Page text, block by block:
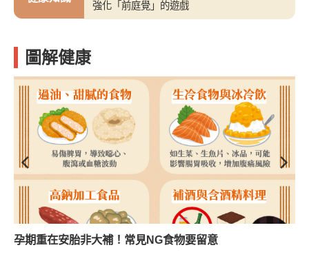
強化「前庭覺」的遊戲
圖解健康
孕期重在安胎非大補！常見NG食物要留意